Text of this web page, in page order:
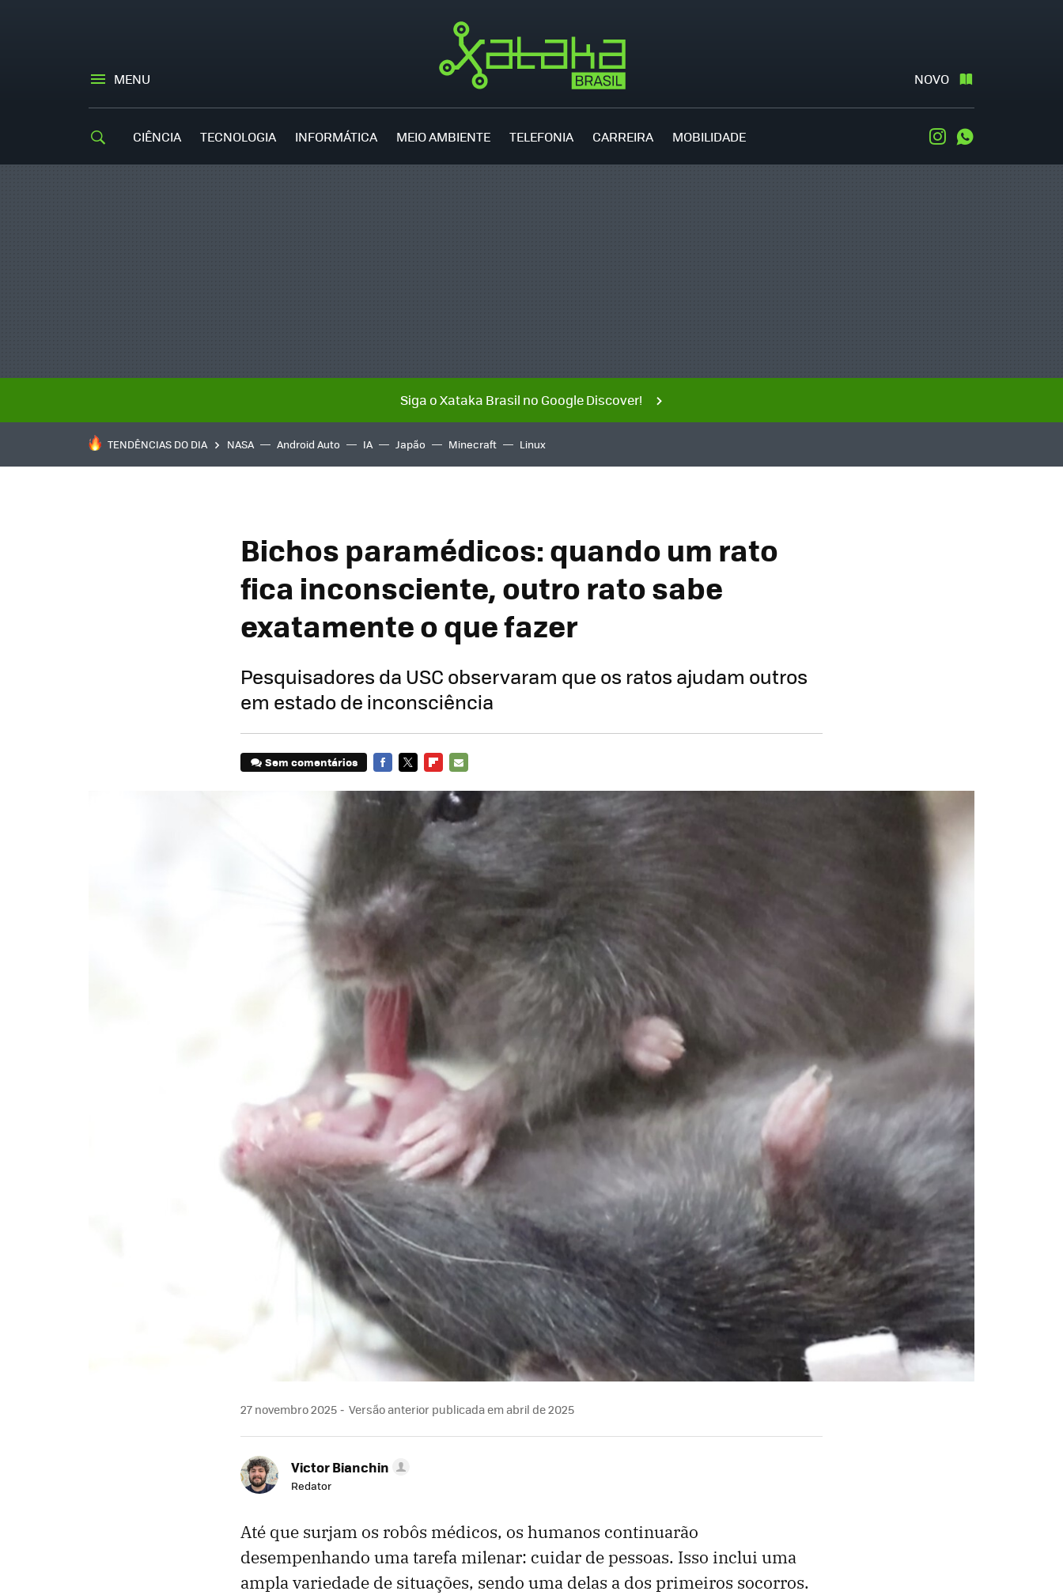
MENU NOVO
CIÊNCIA TECNOLOGIA INFORMÁTICA MEIO AMBIENTE TELEFONIA CARREIRA MOBILIDADE Instagram
Siga o Xataka Brasil no Google Discover!
TENDÊNCIAS DO DIA NASA Android Auto IA Japão Minecraft Linux
Bichos paramédicos: quando um rato
fica inconsciente, outro rato sabe
exatamente o que fazer
Pesquisadores da USC observaram que os ratos ajudam outros
em estado de inconsciência
Sem comentários
MAIL
27 novembro 2025 Versão anterior publicada em abril de 2025
Victor Bianchin
Redator
Até que surjam os robôs médicos, os humanos continuarão
desempenhando uma tarefa milenar: cuidar de pessoas. Isso inclui uma
ampla variedade de situações, sendo uma delas a dos primeiros socorros.